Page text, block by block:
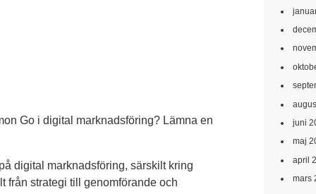
Go i digital marknadsföring? Lämna en
digital marknadsföring, särskilt kring
från strategi till genomförande och
juni
maj
april
mars